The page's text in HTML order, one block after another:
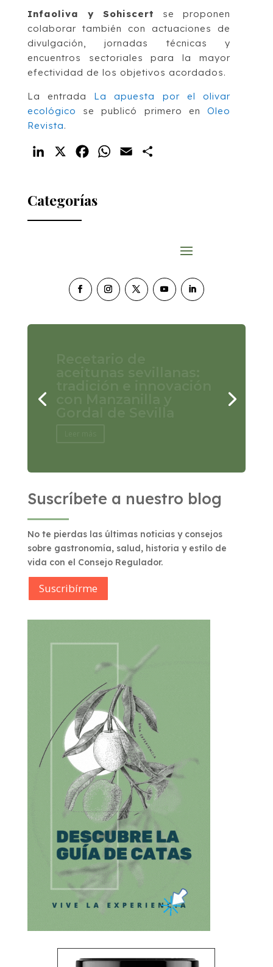
Infaoliva y Sohiscert
se proponen
colaborar también con actuaciones de
divulgación, jornadas técnicas y
encuentros sectoriales para la mayor
efectividad de los objetivos acordados.
La entrada La apuesta por el olivar
ecológico se publicó primero enOleo
Revista.
LinkedIn FacebookWhatsApp
Email
Categorías
Suscríbete a nuestro blog
No te pierdas las últimas noticias y consejos
sobre gastronomía, salud, historia y estilo de
vida con el Consejo Regulador.
Suscribírme